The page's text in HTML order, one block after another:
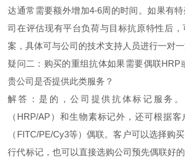
达通常需要额外增加4-6周的时间。如果有
司在评估现有平台负荷与目标抗原特性后
案，具体可与公司的技术支持人员进行一对一
疑问二：购买的重组抗体如果需要偶联HRP
贵公司是否提供此类服务？
解答：是的，公司提供抗体标记服务
（HRP/AP）和生物素标记外，还可根据
（FITC/PE/Cy3等）偶联。客户可以选择购
行代标记，也可以直接选购公司预先偶联好